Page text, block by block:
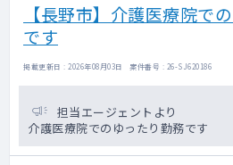
【長野市】介護医療院で
です
掲載更新日 : 2026年08月03日 案件番号 : 26-SJ620186
担当エージェントより
介護医療院でのゆったり勤務です